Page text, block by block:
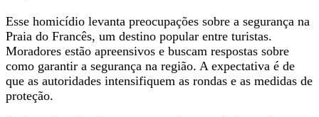
Esse homicídio levanta preocupações sobre a segurança na
Praia do Francês, um destino popular entre turistas.
Moradores estão apreensivos e buscam respostas sobre
como garantir a segurança na região. A expectativa é de
que as autoridades intensifiquem as rondas e as medidas de
proteção.